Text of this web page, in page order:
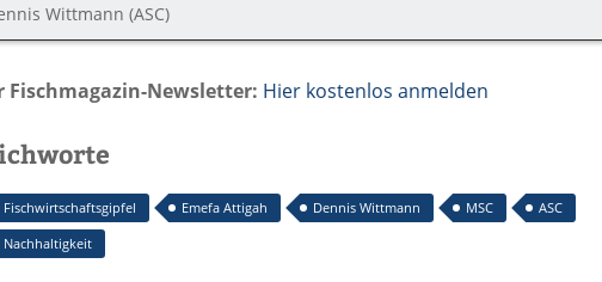
Wittmann (ASC)
Fischmagazin-Newsletter: Hier kostenlos anmelden
Fischwirtschaftsgipfel Emefa Attigah Dennis Wittmann MSC
ASC
Nachhaltigkeit